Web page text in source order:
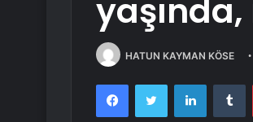
HATUN KAYMAN KÖSE
FacebookTwitter LinkedIn